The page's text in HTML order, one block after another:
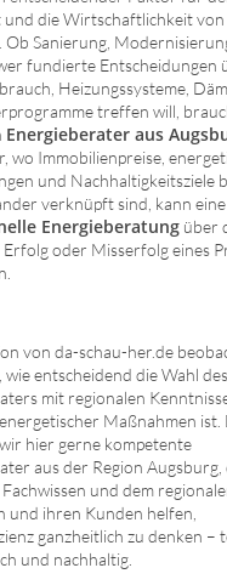
die Wirtschaftlichkeit von
Ob Sanierung,
fundierte Entscheidungen
Heizungssysteme,
treffen will,
Energieberater aus
wo Immobilienpreise,
und Nachhaltigkeitsziele
verknüpft sind, kann eine
Energieberatung über
Erfolg oder Misserfolg eines
von da-schau-her.de
wie entscheidend die Wahl
mit regionalen
Maßnahmen ist.
hier gerne kompetente
aus der Region Augsburg,
und dem
und ihren Kunden helfen,
ganzheitlich zu denken –
und nachhaltig.